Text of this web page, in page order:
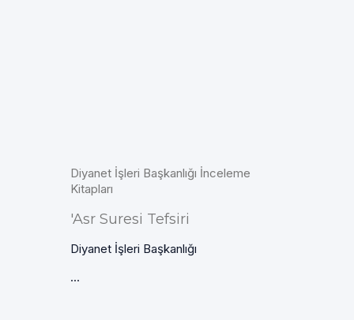
Diyanet İşleri Başkanlığı İnceleme
Kitapları
'Asr Suresi Tefsiri
Diyanet İşleri Başkanlığı
...